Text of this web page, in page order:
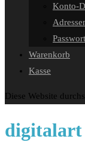
Konto-
Warenkorb
Kasse
Diese Website
digitalart